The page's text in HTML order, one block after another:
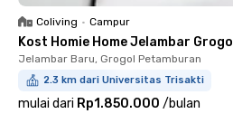
Coliving • Campur
Kost Homie Home Jelambar Grogol
Jelambar Baru, Grogol Petamburan
2.3 km dari Universitas Trisakti
mulai dari Rp1.850.000 /bulan